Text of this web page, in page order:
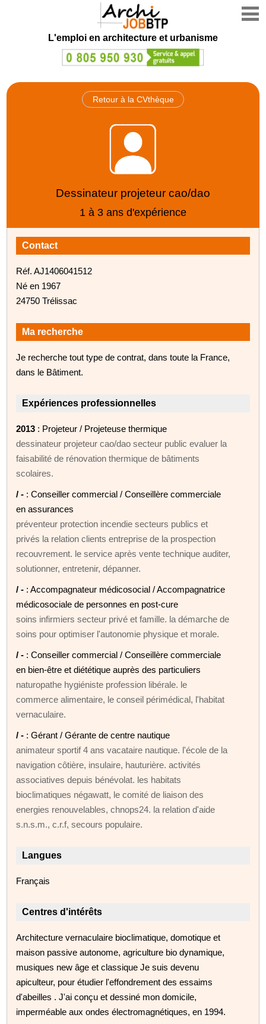
L'emploi en architecture et urbanisme
Retour à la CVthèque
Dessinateur projeteur cao/dao
1 à 3 ans d'expérience
Contact
Réf. AJ1406041512
Né en 1967
24750 Trélissac
Ma recherche
Je recherche tout type de contrat, dans toute la France,
dans le Bâtiment.
Expériences professionnelles
2013 : Projeteur / Projeteuse thermique
dessinateur projeteur cao/dao secteur public evaluer la
faisabilité de rénovation thermique de bâtiments
scolaires.
/ - : Conseiller commercial / Conseillère commerciale
en assurances
préventeur protection incendie secteurs publics et
privés la relation clients entreprise de la prospection
recouvrement. le service après vente technique auditer,
solutionner, entretenir, dépanner.
/ - : Accompagnateur médicosocial / Accompagnatrice
médicosociale de personnes en post-cure
soins infirmiers secteur privé et famille. la démarche de
soins pour optimiser l'autonomie physique et morale.
/ - : Conseiller commercial / Conseillère commerciale
en bien-être et diététique auprès des particuliers
naturopathe hygiéniste profession libérale. le
commerce alimentaire, le conseil périmédical, l'habitat
vernaculaire.
/ - : Gérant / Gérante de centre nautique
animateur sportif 4 ans vacataire nautique. l'école de la
navigation côtière, insulaire, hauturière. activités
associatives depuis bénévolat. les habitats
bioclimatiques négawatt, le comité de liaison des
energies renouvelables, chnops24. la relation d'aide
s.n.s.m., c.r.f, secours populaire.
Langues
Français
Centres d'intérêts
Architecture vernaculaire bioclimatique, domotique et
maison passive autonome, agriculture bio dynamique,
musiques new âge et classique Je suis devenu
apiculteur, pour étudier l'effondrement des essaims
d'abeilles . J'ai conçu et dessiné mon domicile,
imperméable aux ondes électromagnétiques, en 1994.